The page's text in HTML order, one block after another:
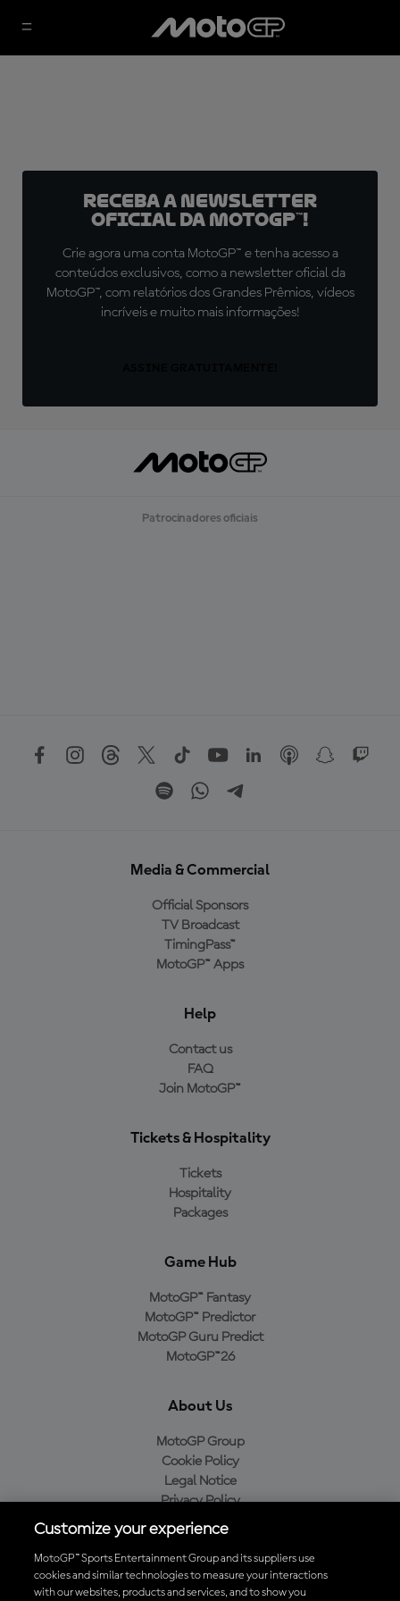
Receba a newsletter
oficial da MotoGP™!
Crie agora uma conta MotoGP™ e tenha acesso a
conteúdos exclusivos, como a newsletter oficial da
MotoGP™, com relatórios dos Grandes Prêmios, vídeos
incríveis e muito mais informações!
Patrocinadores oficiais
Media & Commercial
Official Sponsors
TV Broadcast
TimingPass™
MotoGP™ Apps
Help
Contact us
FAQ
Join MotoGP™
Tickets & Hospitality
Tickets
Hospitality
Packages
Game Hub
MotoGP™ Fantasy
MotoGP™ Predictor
MotoGP Guru Predict
MotoGP™26
About Us
MotoGP Group
Cookie Policy
Legal Notice
Privacy Policy
Purchase Policy
Baixe o aplicativo oficial da MotoGP™
Customize your experience
MotoGP™ Sports Entertainment Group and its suppliers use
cookies and similar technologies to measure your interactions
with our websites, products and services, and to show you